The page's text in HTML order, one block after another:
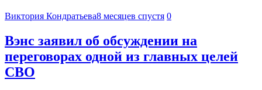
Виктория Кондратьева8 месяцев спустя 0
Вэнс заявил об обсуждении на
переговорах одной из главных целей
СВО